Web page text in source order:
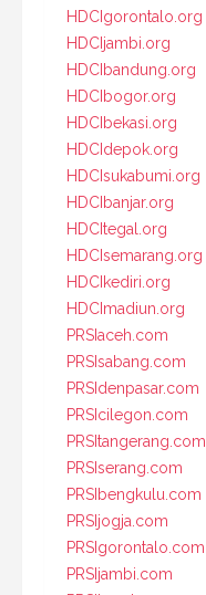
HDCIgorontalo.org
HDCIjambi.org
HDCIbandung.org
HDCIbogor.org
HDCIbekasi.org
HDCIdepok.org
HDCIsukabumi.org
HDCIbanjar.org
HDCItegal.org
HDCIsemarang.org
HDCIkediri.org
HDCImadiun.org
PRSIaceh.com
PRSIsabang.com
PRSIdenpasar.com
PRSIcilegon.com
PRSItangerang.com
PRSIserang.com
PRSIbengkulu.com
PRSIjogja.com
PRSIgorontalo.com
PRSIjambi.com